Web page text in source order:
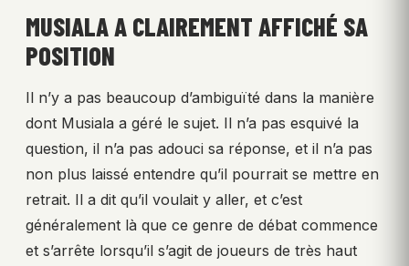
MUSIALA A CLAIREMENT AFFICHÉ SA
POSITION
Il n’y a pas beaucoup d’ambiguïté dans la manière
dont Musiala a géré le sujet. Il n’a pas esquivé la
question, il n’a pas adouci sa réponse, et il n’a pas
non plus laissé entendre qu’il pourrait se mettre en
retrait. Il a dit qu’il voulait y aller, et c’est
généralement là que ce genre de débat commence
et s’arrête lorsqu’il s’agit de joueurs de très haut